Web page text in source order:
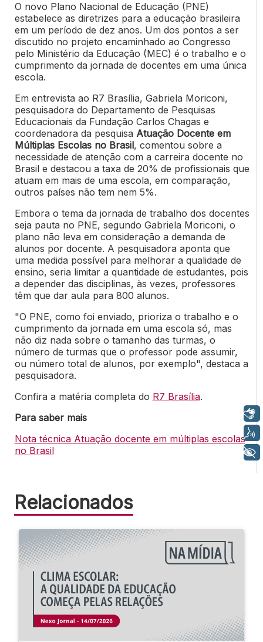
O novo Plano Nacional de Educação (PNE)
estabelece as diretrizes para a educação brasileira
em um período de dez anos. Um dos pontos a ser
discutido no projeto encaminhado ao Congresso
pelo Ministério da Educação (MEC) é o trabalho e o
cumprimento da jornada de docentes em uma única
escola.
Em entrevista ao R7 Brasília, Gabriela Moriconi,
pesquisadora do Departamento de Pesquisas
Educacionais da Fundação Carlos Chagas e
coordenadora da pesquisa Atuação Docente em
Múltiplas Escolas no Brasil, comentou sobre a
necessidade de atenção com a carreira docente no
Brasil e destacou a taxa de 20% de profissionais que
atuam em mais de uma escola, em comparação,
outros países não tem nem 5%.
Embora o tema da jornada de trabalho dos docentes
seja pauta no PNE, segundo Gabriela Moriconi, o
plano não leva em consideração a demanda de
alunos por docente. A pesquisadora aponta que
uma medida possível para melhorar a qualidade de
ensino, seria limitar a quantidade de estudantes, pois
a depender das disciplinas, às vezes, professores
têm que dar aula para 800 alunos.
"O PNE, como foi enviado, prioriza o trabalho e o
cumprimento da jornada em uma escola só, mas
não diz nada sobre o tamanho das turmas, o
número de turmas que o professor pode assumir,
ou número total de alunos, por exemplo", destaca a
pesquisadora.
Confira a matéria completa do R7 Brasília.
Para saber mais
Nota técnica Atuação docente em múltiplas escolas
no Brasil
Relacionados